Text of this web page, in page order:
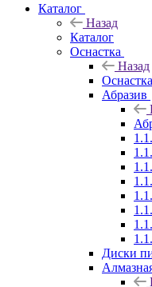
Каталог
Назад
Каталог
Оснастка
Назад
Оснастка
Абразив
Диски